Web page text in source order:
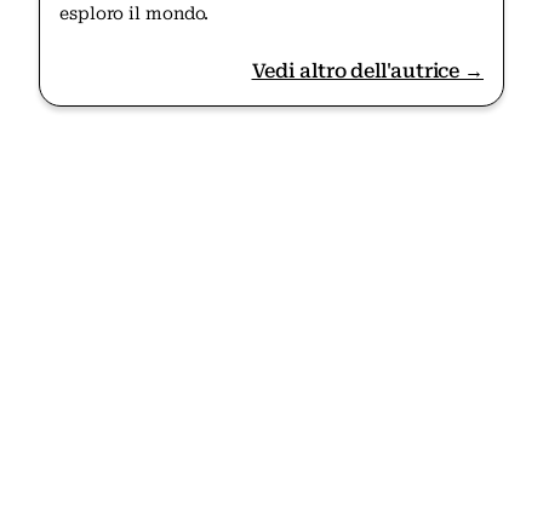
esploro il mondo.
Vedi altro dell'autrice →